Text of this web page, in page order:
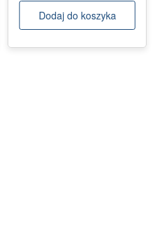
Dodaj do koszyka